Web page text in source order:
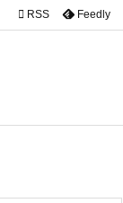


 RSS Feedly